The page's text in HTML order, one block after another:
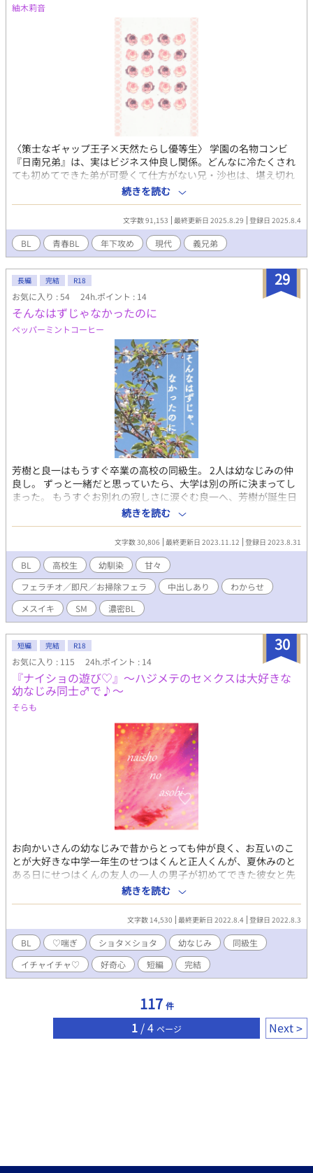
紬木莉音
〈策士なギャップ王子×天然たらし優等生〉 学園の名物コンビ
『日南兄弟』は、実はビジネス仲良し関係。どんなに冷たくされ
ても初めてできた弟が可愛くて仕方がない兄・沙也は、堪え切れ
ない弟への愛をSNSに吐き出す日々を送っていた。 ある日、沙也
のアカウントに一通のリプライが届く。送り主である謎のアカウ
ントは、なぜか現実の沙也を知っているようで──？ 隠れ執着攻
め×鈍感受けのもだキュンストーリー♡ いつもいいねやお気に入
り等ありがとうございます！
続きを読む
文字数 91,153 最終更新日 2025.8.29 登録日 2025.8.4
BL 青春BL 年下攻め 現代 義兄弟
29
長編 完結 R18
お気に入り : 54 24h.ポイント : 14
そんなはずじゃなかったのに
ペッパーミントコーヒー
芳樹と良一はもうすぐ卒業の高校の同級生。 2人は幼なじみの仲
良し。 ずっと一緒だと思っていたら、大学は別の所に決まってし
まった。 もうすぐお別れの寂しさに涙ぐむ良一へ、芳樹が誕生日
プレゼントを贈る。 家に帰って見ると、それは滅茶苦茶セックス
シーンが濃い、BL雑誌とアナル用品だった。
続きを読む
文字数 30,806 最終更新日 2023.11.12 登録日 2023.8.31
BL 高校生 幼馴染
甘々
フェラチオ／即尺／お掃除フェラ
中出しあり
わからせ
メスイキ
SM 濃密BL
30
短編 完結 R18
お気に入り : 115 24h.ポイント : 14
『ナイショの遊び♡』～ハジメテのセ×クスは大好きな
幼なじみ同士♂で♪～
そらも
お向かいさんの幼なじみで昔からとっても仲が良く、お互いのこ
とが大好きな中学一年生のせつはくんと正人くんが、夏休みのと
ある日にせつはくんの友人の一人の男子が初めてできた彼女と先
日『初めてのセックス』をしたとの話を聞いたことから、『セッ
クス』というモノに興味津々になってしまい、 「――ねぇねぇじ
ゃあさぁ、いっそのことオレとまさくんでその『セックス』しち
ゃえばいいんじゃないかなっ♡♡♡」 「へ………って、えぇぇぇ
ぇぇぇっせっちゃぁぁん！！？？？？」 なんていうとんでも提案
によって、結局仲良し幼なじみの二人でセックスもとい『ナイシ
ョの遊び♡』をし始め出してちゃって――…♡♡♡ な、イチャラ
ブ話でございます♪ 意外と書いたことのなかったショタ同士の
方がいらっしゃったらすみませんです…）ですが、結局いつもの
ドロドロえろ話だったりしますワハハ笑 ※ R-18エロもので、
♡（ハート）喘ぎ満載です。 ※ 素敵な表紙は、pixiv小説用フリ
続きを読む
文字数 14,530 最終更新日 2022.8.4 登録日 2022.8.3
BL ♡喘ぎ ショタ×ショタ 幼なじみ
同級生
イチャイチャ♡
好奇心 短編 完結
117 件
1 / 4 ページ Next